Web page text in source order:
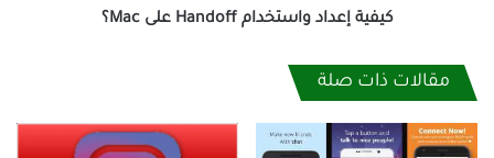
كيفية إعداد واستخدام Handoff على Mac؟
مقالات ذات صلة